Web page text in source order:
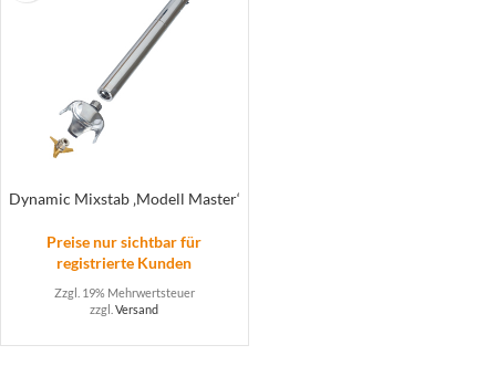
Dynamic Mixstab ‚Modell Master‘
Preise nur sichtbar für
registrierte Kunden
Zzgl. 19% Mehrwertsteuer
zzgl.Versand